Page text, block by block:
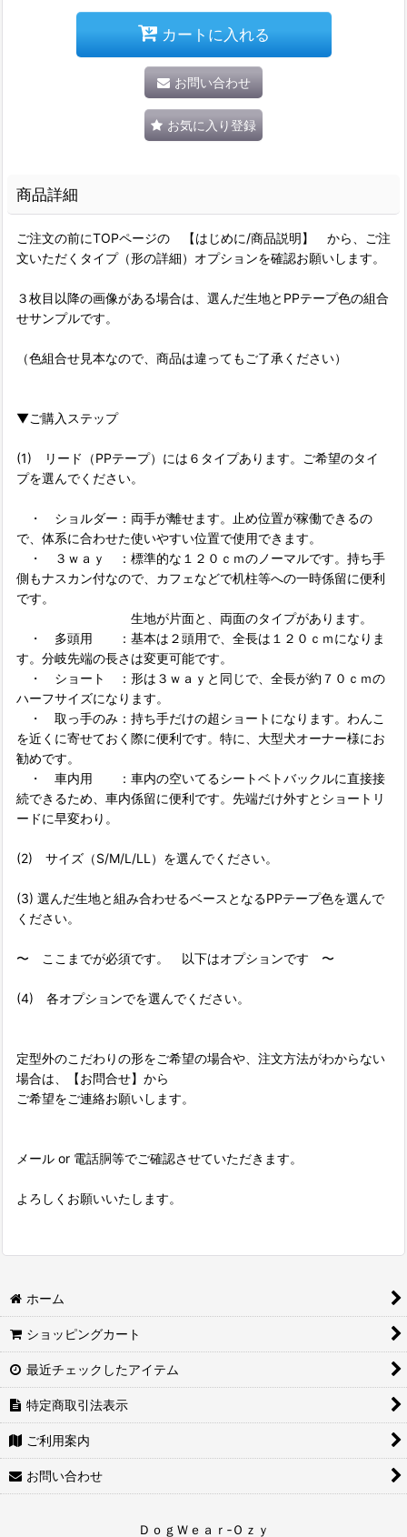
カートに入れる
お問い合わせ
お気に入り登録
商品詳細
ご注文の前にTOPページの 【はじめに/商品説明】 から、ご注
文いただくタイプ（形の詳細）オプションを確認お願いします。
３枚目以降の画像がある場合は、選んだ生地とPPテープ色の組合
せサンプルです。
（色組合せ見本なので、商品は違ってもご了承ください）
▼ご購入ステップ
(1) リード（PPテープ）には６タイプあります。ご希望のタイ
プを選んでください。
・ ショルダー：両手が離せます。止め位置が稼働できるの
で、体系に合わせた使いやすい位置で使用できます。
・ ３ｗａｙ ：標準的な１２０ｃｍのノーマルです。持ち手
側もナスカン付なので、カフェなどで机柱等への一時係留に便利
です。
生地が片面と、両面のタイプがあります。
・ 多頭用 ：基本は２頭用で、全長は１２０ｃｍになりま
す。分岐先端の長さは変更可能です。
・ ショート ：形は３ｗａｙと同じで、全長が約７０ｃｍの
ハーフサイズになります。
・ 取っ手のみ：持ち手だけの超ショートになります。わんこ
を近くに寄せておく際に便利です。特に、大型犬オーナー様にお
勧めです。
・ 車内用 ：車内の空いてるシートベトバックルに直接接
続できるため、車内係留に便利です。先端だけ外すとショートリ
ードに早変わり。
(2) サイズ（S/M/L/LL）を選んでください。
(3) 選んだ生地と組み合わせるベースとなるPPテープ色を選んで
ください。
〜 ここまでが必須です。 以下はオプションです 〜
(4) 各オプションでを選んでください。
定型外のこだわりの形をご希望の場合や、注文方法がわからない
場合は、【お問合せ】から
ご希望をご連絡お願いします。
メール or 電話胴等でご確認させていただきます。
よろしくお願いいたします。
ホーム
ショッピングカート
最近チェックしたアイテム
特定商取引法表示
ご利用案内
お問い合わせ
ＤｏｇＷｅａｒ‐Ｏｚｙ